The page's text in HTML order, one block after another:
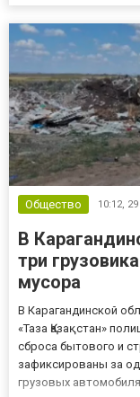
ан...
Общество 10:12,
В
три
мусора
В Карагандинской
«Таза Қазақстан»
сброса бытового и
зафиксированы за
грузовых